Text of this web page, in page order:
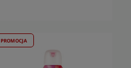
PROMOCJA